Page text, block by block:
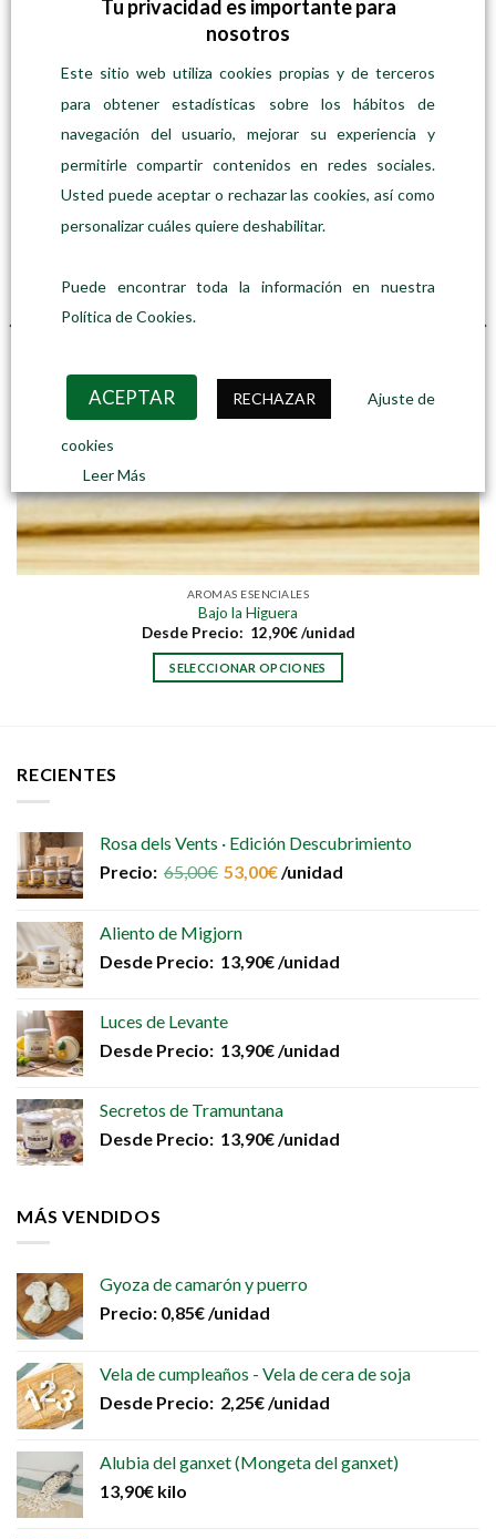
AROMAS ESENCIALES
Bajo la Higuera
Desde Precio: 12,90€ /unidad
SELECCIONAR OPCIONES
se
pueden
página
RECIENTES
Rosa dels Vents · Edición Descubrimiento
Precio: 65,00€ 53,00€ /unidad
Aliento de Migjorn
Desde Precio: 13,90€ /unidad
Luces de Levante
Desde Precio: 13,90€ /unidad
Secretos de Tramuntana
Desde Precio: 13,90€ /unidad
MÁS VENDIDOS
Gyoza de camarón y puerro
Precio: 0,85€/unidad
Vela de cumpleaños - Vela de cera de soja
Desde Precio: 2,25€/unidad
Alubia del ganxet (Mongeta del ganxet)
13,90€ kilo
Tu privacidad es importante para
nosotros
Este sitio web utiliza cookies propias y de terceros
para obtener estadísticas sobre los hábitos de
navegación del usuario, mejorar su experiencia y
permitirle compartir contenidos en redes sociales.
Usted puede aceptar o rechazar las cookies, así como
personalizar cuáles quiere deshabilitar.
Puede encontrar toda la información en nuestra
Política de Cookies.
ACEPTAR RECHAZAR Ajuste de
cookies
Leer Más